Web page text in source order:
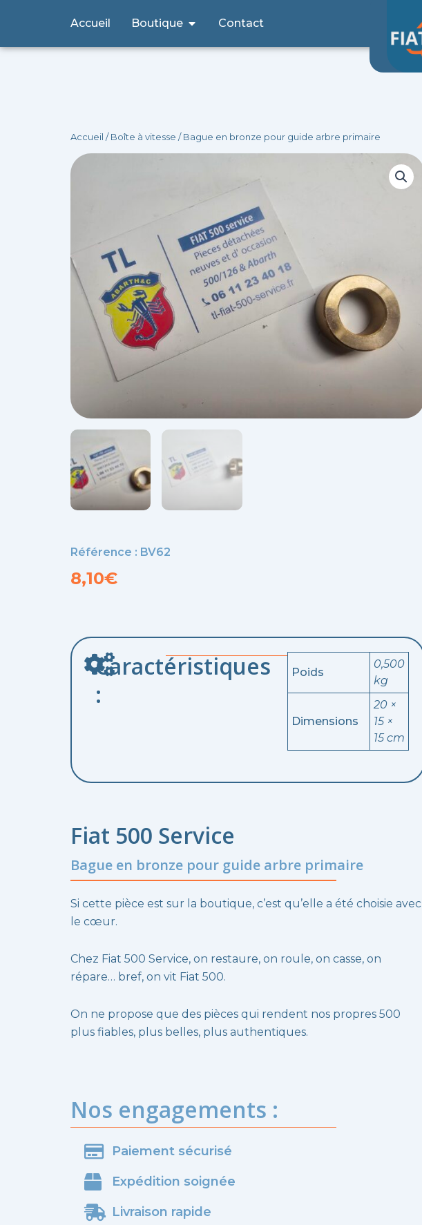
contenu
Accueil Boutique Ouvrir Boutique
Contact
Accueil /Boîte à vitesse / Bague en bronze pour guide arbre primaire
Référence : BV62
8,10€
Caractéristiques
:
Poids
0,500
kg
Dimensions
20 ×
15 ×
15 cm
Fiat 500 Service
Bague en bronze pour guide arbre primaire
Si cette pièce est sur la boutique, c’est qu’elle a été choisie avec
le cœur.
Chez Fiat 500 Service, on restaure, on roule, on casse, on
répare… bref, on vit Fiat 500.
On ne propose que des pièces qui rendent nos propres 500
plus fiables, plus belles, plus authentiques.
Nos engagements :
Paiement sécurisé
Expédition soignée
Livraison rapide